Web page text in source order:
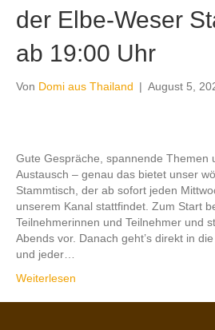
der Elbe-Weser
ab 19:00 Uhr
Von Domi aus Thailand | August 5,
Gute Gespräche, spannende Themen
Austausch – genau das bietet unser
Stammtisch, der ab sofort jeden
unserem Kanal stattfindet. Zum Start
Teilnehmerinnen und Teilnehmer und
Abends vor. Danach geht’s direkt in
und jeder…
Weiterlesen